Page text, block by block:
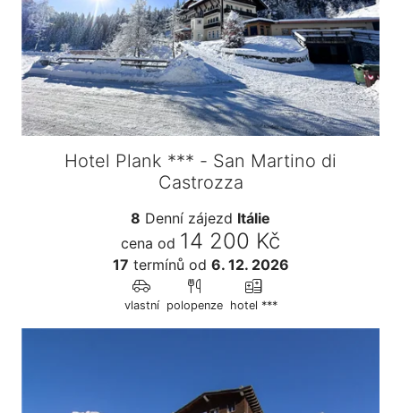
Hotel Plank *** - San Martino di
Castrozza
8 Denní zájezd Itálie
cena od 14 200 Kč
17 termínů od 6. 12. 2026
vlastní polopenze hotel ***